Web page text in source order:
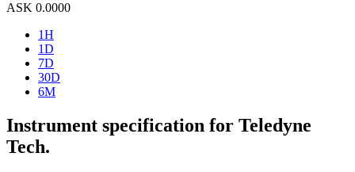
ASK 0.0000
1H
1D
7D
30D
6M
Instrument specification for Teledyne
Tech.